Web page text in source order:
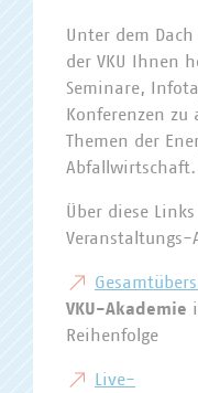
Unter dem Dach
der VKU Ihnen
Seminare,
Konferenzen
Themen der
Abfallwirtschaft.
Über diese
Veranstaltungs-
VKU-Akademie
Reihenfolge
Live-